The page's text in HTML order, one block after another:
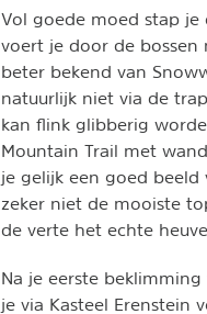
Vol goede moed stap je
voert je door de bossen
beter bekend van
natuurlijk niet via de
kan flink glibberig
Mountain Trail met
je gelijk een goed
zeker niet de mooiste
de verte het echte
Na je eerste
je via Kasteel Erenstein